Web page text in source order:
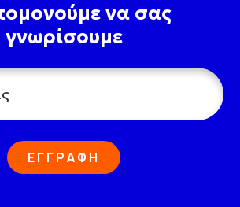
να σας
γνωρίσουμε
ΕΓΓΡΑΦΗ